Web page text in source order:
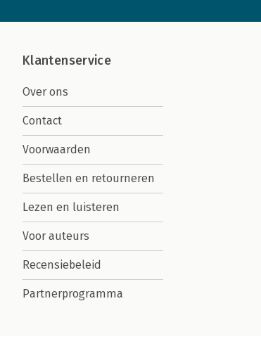
Klantenservice
Over ons
Contact
Voorwaarden
Bestellen en retourneren
Lezen en luisteren
Voor auteurs
Recensiebeleid
Partnerprogramma